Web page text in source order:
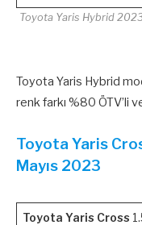
Toyota Yaris Hybrid
Toyota Yaris Hybrid
renk farkı %80 ÖTV’li
Toyota Yaris
Mayıs 2023
Toyota Yaris Cross